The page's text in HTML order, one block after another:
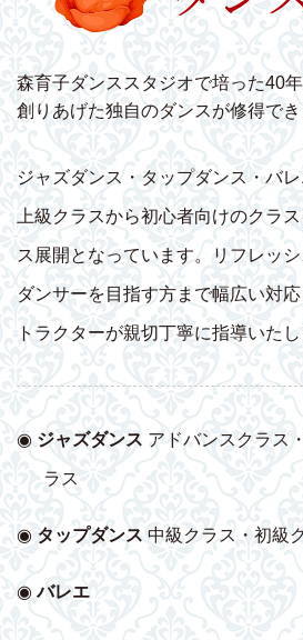
森育子ダンススタジオで培った40
創りあげた独自のダンスが修得でき
ジャズダンス・タップダンス・バ
上級クラスから初心者向けのクラ
ス展開となっています。リフレッ
ダンサーを目指す方まで幅広い対
トラクターが親切丁寧に指導いた
◉ジャズダンス アドバンスクラス
ラス
◉タップダンス 中級クラス・初級
◉バレエ